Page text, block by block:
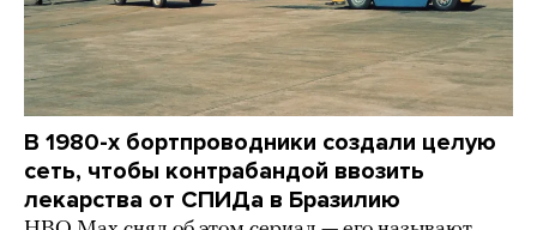
В 1980-х бортпроводники создали целую
сеть, чтобы контрабандой ввозить
лекарства от СПИДа в Бразилию